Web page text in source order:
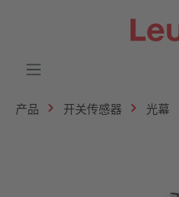
产品 开关传感器 光幕